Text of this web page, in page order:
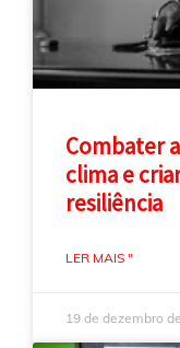
Combater
clima e
resiliência
LER MAIS "
19 de dezembro